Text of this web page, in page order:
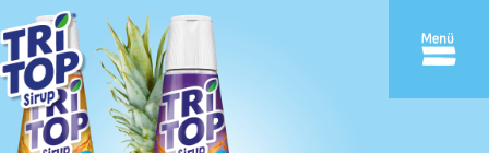
Inhalt
springen
TriTop